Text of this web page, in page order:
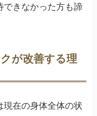
できなかった方も諦
が改善する理
現在の身体全体の状